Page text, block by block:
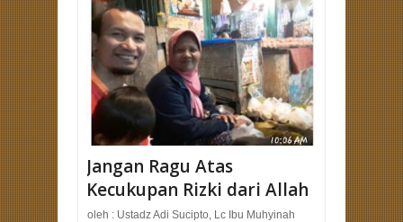
Jangan Ragu Atas
Kecukupan Rizki dari Allah
oleh : Ustadz Adi Sucipto, Lc Ibu Muhyinah